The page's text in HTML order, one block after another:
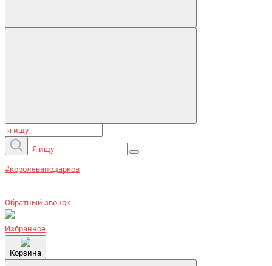
#королеваподарков
Обратный звонок
Избранное
Корзина